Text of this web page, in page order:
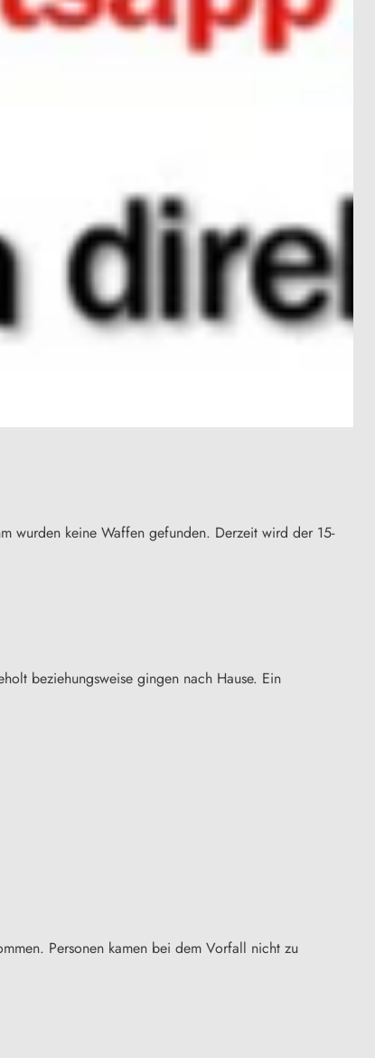
wurden keine Waffen gefunden. Derzeit wird der 15-
beziehungsweise gingen nach Hause. Ein
Personen kamen bei dem Vorfall nicht zu